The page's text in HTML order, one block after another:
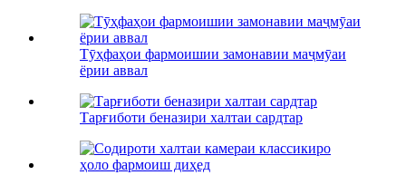
Тӯҳфаҳои фармоишии замонавии маҷмӯаи
ёрии аввал
Тарғиботи беназири халтаи сардтар